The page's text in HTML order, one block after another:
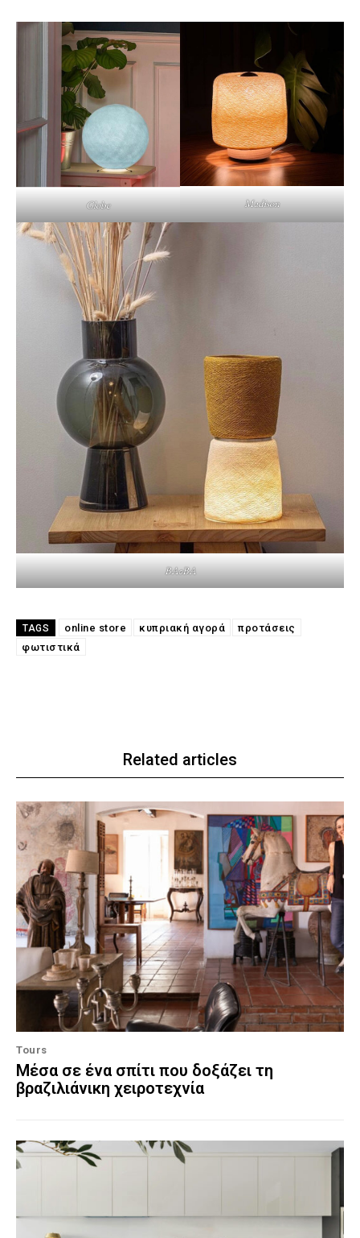
Globe Madison
BΑοΒΑ
TAGS online store κυπριακή αγορά
προτάσεις
φωτιστικά
Related articles
Tours
Μέσα σε ένα σπίτι που δοξάζει τη
βραζιλιάνικη χειροτεχνία